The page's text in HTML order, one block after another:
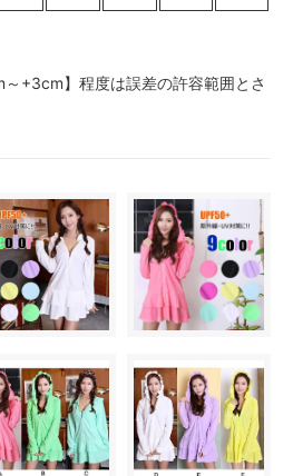
△ 残り僅か
△ 残り僅か
I柄〈color__S-19__〉
SOLD OUT
× 売り切れ中
A柄〈color__S-11__〉
○ 在庫有り
B柄〈color__S-12__〉
△ 残り僅か
C柄〈color__S-13__〉
SOLD OUT
× 売り切れ中
+3cm】程度は誤差の許容範囲とさ